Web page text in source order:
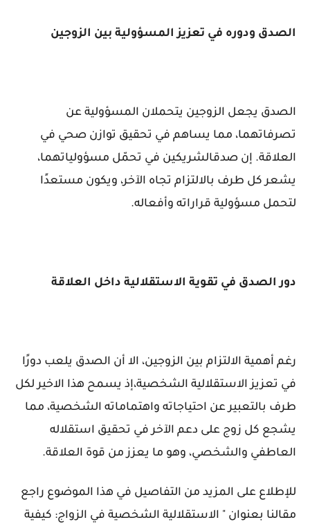
الصدق ودوره في تعزيز المسؤولية بين الزوجين
الصدق يجعل الزوجين يتحملان المسؤولية عن
تصرفاتهما، مما يساهم في تحقيق توازن صحي في
العلاقة. إن صدقالشريكين في تحمّل مسؤولياتهما،
يشعر كل طرف بالالتزام تجاه الآخر، ويكون مستعدًا
لتحمل مسؤولية قراراته وأفعاله.
دور الصدق في تقوية الاستقلالية داخل العلاقة
رغم أهمية الالتزام بين الزوجين، الا أن الصدق يلعب دورًا
في تعزيز الاستقلالية الشخصية،إذ يسمح هذا الاخير لكل
طرف بالتعبير عن احتياجاته واهتماماته الشخصية، مما
يشجع كل زوج على دعم الآخر في تحقيق استقلاله
العاطفي والشخصي، وهو ما يعزز من قوة العلاقة.
للإطلاع على المزيد من التفاصيل في هذا الموضوع راجع
مقالنا بعنوان " الاستقلالية الشخصية في الزواج: كيفية